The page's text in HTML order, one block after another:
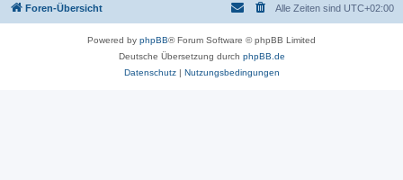
Foren-Übersicht Alle Zeiten sind UTC+02:00
Powered by phpBB® Forum Software © phpBB Limited
Deutsche Übersetzung durch phpBB.de
Datenschutz| Nutzungsbedingungen